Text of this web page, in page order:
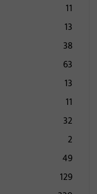
11
13
38
63
13
11
32
2
49
129